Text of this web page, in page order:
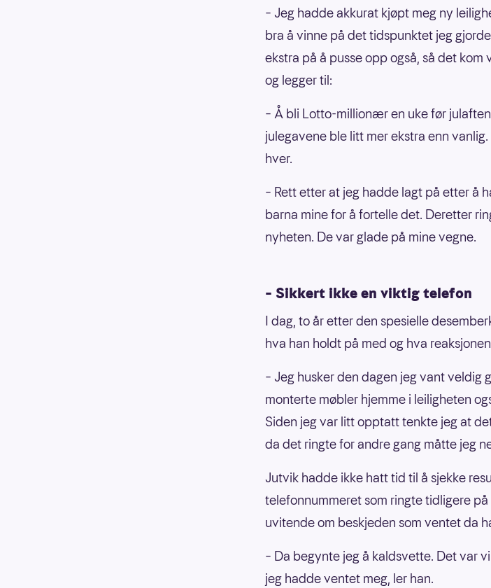
– Jeg hadde akkurat kjøpt meg ny
bra å vinne på det tidspunktet jeg
ekstra på å pusse opp også, så det
og legger til:
– Å bli Lotto-millionær en uke før
julegavene ble litt mer ekstra enn
hver.
– Rett etter at jeg hadde lagt på etter å
barna mine for å fortelle det. Deretter
nyheten. De var glade på mine vegne.
– Sikkert ikke en viktig telefon
I dag, to år etter den spesielle
hva han holdt på med og hva
– Jeg husker den dagen jeg vant veldig
monterte møbler hjemme i leiligheten
Siden jeg var litt opptatt tenkte jeg at
da det ringte for andre gang måtte jeg
Jutvik hadde ikke hatt tid til å sjekke
telefonnummeret som ringte tidligere
uvitende om beskjeden som ventet da
– Da begynte jeg å kaldsvette. Det var
jeg hadde ventet meg, ler han.